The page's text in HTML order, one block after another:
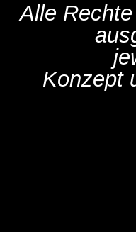
Alle
Konzept